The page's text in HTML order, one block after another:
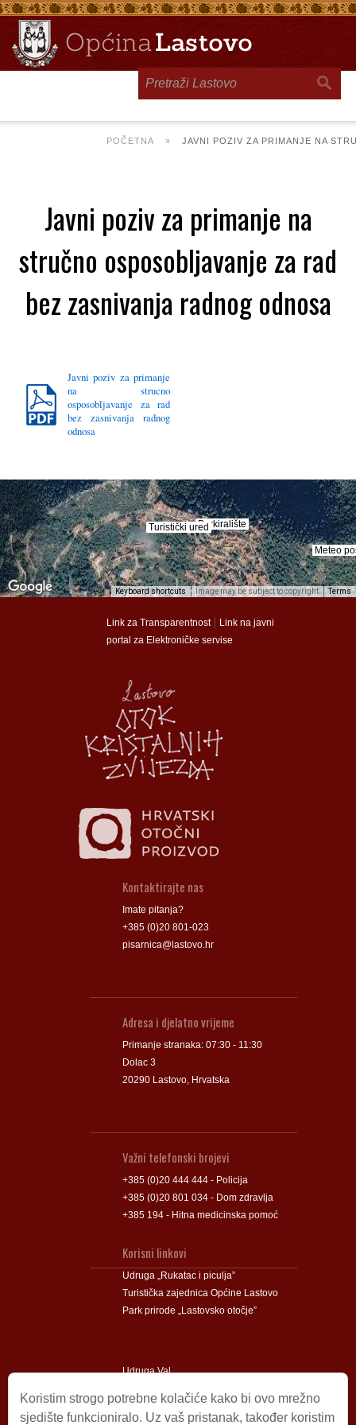
POČETNA » JAVNI POZIV ZA PRIMANJE NA
Javni poziv za primanje na
stručno osposobljavanje za rad
bez zasnivanja radnog odnosa
Javni poziv za primanje
na strucno
osposobljavanje za rad
bez zasnivanja radnog
odnosa
Meteo
Turistički uredParkiralište
Groblje
Meteo
Turistički uredParkiralište
Groblje
Keyboard shortcuts Image may be subject to copyright Terms
Link za Transparentnost| Link na javni
portal za Elektroničke servise
Kontaktirajte nas
Imate pitanja?
+385 (0)20 801-023
pisarnica@lastovo.hr
Adresa i djelatno vrijeme
Primanje stranaka: 07:30 - 11:30
Dolac 3
20290 Lastovo, Hrvatska
Važni telefonski brojevi
+385 (0)20 444 444 - Policija
+385 (0)20 801 034 - Dom zdravlja
+385 194 - Hitna medicinska pomoć
Korisni linkovi
Udruga „Rukatac i piculja”
Turistička zajednica Općine Lastovo
Park prirode „Lastovsko otočje”
Udruga Val
Koristim strogo potrebne kolačiće kako bi ovo mrežno
sjedište funkcioniralo. Uz vaš pristanak, također koristim